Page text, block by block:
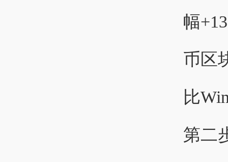
幅
币区
比
第二